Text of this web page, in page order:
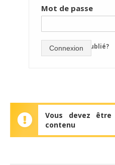
Mot de passe
mot de passe oublié?
Connexion
Vous devez
contenu